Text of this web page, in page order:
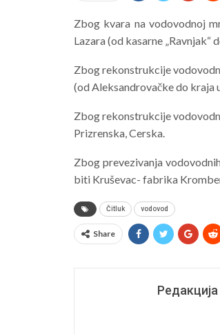
Zbog kvara na vodovodnoj
Lazara (od kasarne „Ravnjak“
Zbog rekonstrukcije
(od Aleksandrovačke do kraja
Zbog rekonstrukcije
Prizrenska, Cerska.
Zbog prevezivanja
biti Kruševac- fabrika
Čitluk vodovod
Share
Редакција